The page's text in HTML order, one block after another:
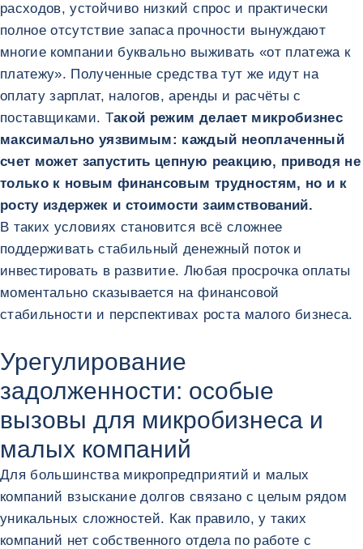
расходов, устойчиво низкий спрос и практически
полное отсутствие запаса прочности вынуждают
многие компании буквально выживать «от платежа к
платежу». Полученные средства тут же идут на
оплату зарплат, налогов, аренды и расчёты с
поставщиками. Такой режим делает микробизнес
максимально уязвимым: каждый неоплаченный
счет может запустить цепную реакцию, приводя не
только к новым финансовым трудностям, но и к
росту издержек и стоимости заимствований.
В таких условиях становится всё сложнее
поддерживать стабильный денежный поток и
инвестировать в развитие. Любая просрочка оплаты
моментально сказывается на финансовой
стабильности и перспективах роста малого бизнеса.
Урегулирование
задолженности: особые
вызовы для микробизнеса и
малых компаний
Для большинства микропредприятий и малых
компаний взыскание долгов связано с целым рядом
уникальных сложностей. Как правило, у таких
компаний нет собственного отдела по работе с